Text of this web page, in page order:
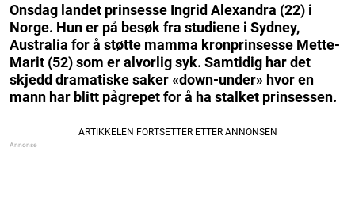
Onsdag landet prinsesse Ingrid Alexandra (22) i
Norge. Hun er på besøk fra studiene i Sydney,
Australia for å støtte mamma kronprinsesse Mette-
Marit (52) som er alvorlig syk. Samtidig har det
skjedd dramatiske saker «down-under» hvor en
mann har blitt pågrepet for å ha stalket prinsessen.